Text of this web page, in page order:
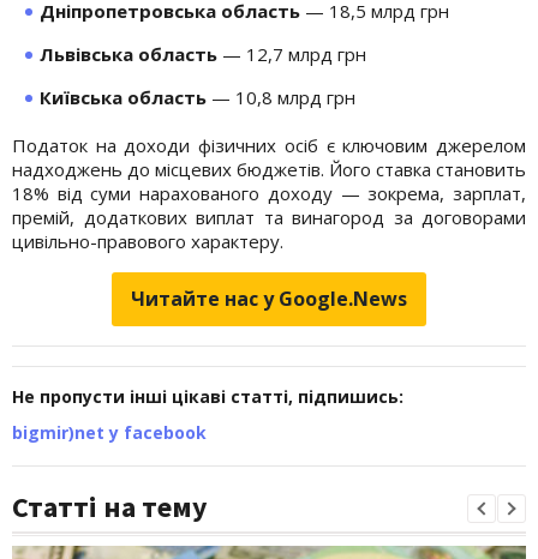
Дніпропетровська область — 18,5 млрд грн
Львівська область — 12,7 млрд грн
Київська область — 10,8 млрд грн
Податок на доходи фізичних осіб є ключовим джерелом
надходжень до місцевих бюджетів. Його ставка становить
18% від суми нарахованого доходу — зокрема, зарплат,
премій, додаткових виплат та винагород за договорами
цивільно-правового характеру.
Читайте нас у Google.News
Не пропусти інші цікаві статті, підпишись:
bigmir)net у facebook
Статті на тему